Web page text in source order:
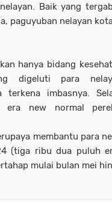
Baik yang
paguyuban nelayan
hanya bidang
digeluti para
terkena imbasnya.
era new normal
membantu para
(tiga ribu dua puluh
mulai bulan mei